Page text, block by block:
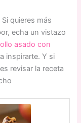
quieres más
echa un vistazo
asado con
inspirarte. Y si
revisar la receta